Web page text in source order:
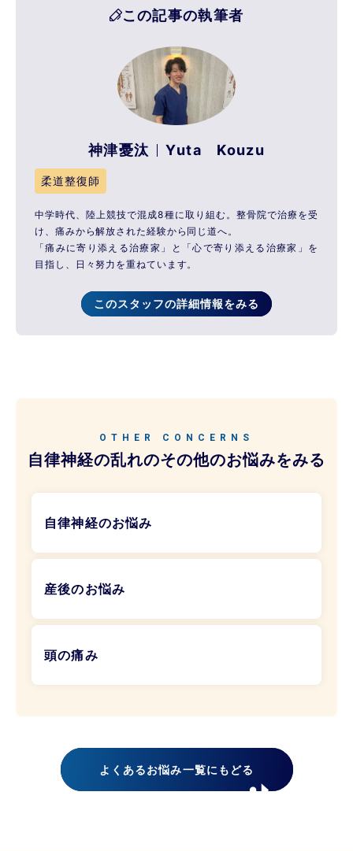
この記事の執筆者
神津憂汰 Yuta Kouzu
柔道整復師
中学時代、陸上競技で混成8種に取り組む。整骨院で治療を受
け、痛みから解放された経験から同じ道へ。
「痛みに寄り添える治療家」と「心で寄り添える治療家」を
目指し、日々努力を重ねています。
このスタッフの詳細情報をみる
OTHER CONCERNS
自律神経の乱れのその他のお悩みをみる
自律神経のお悩み
産後のお悩み
頭の痛み
よくあるお悩み一覧にもどる